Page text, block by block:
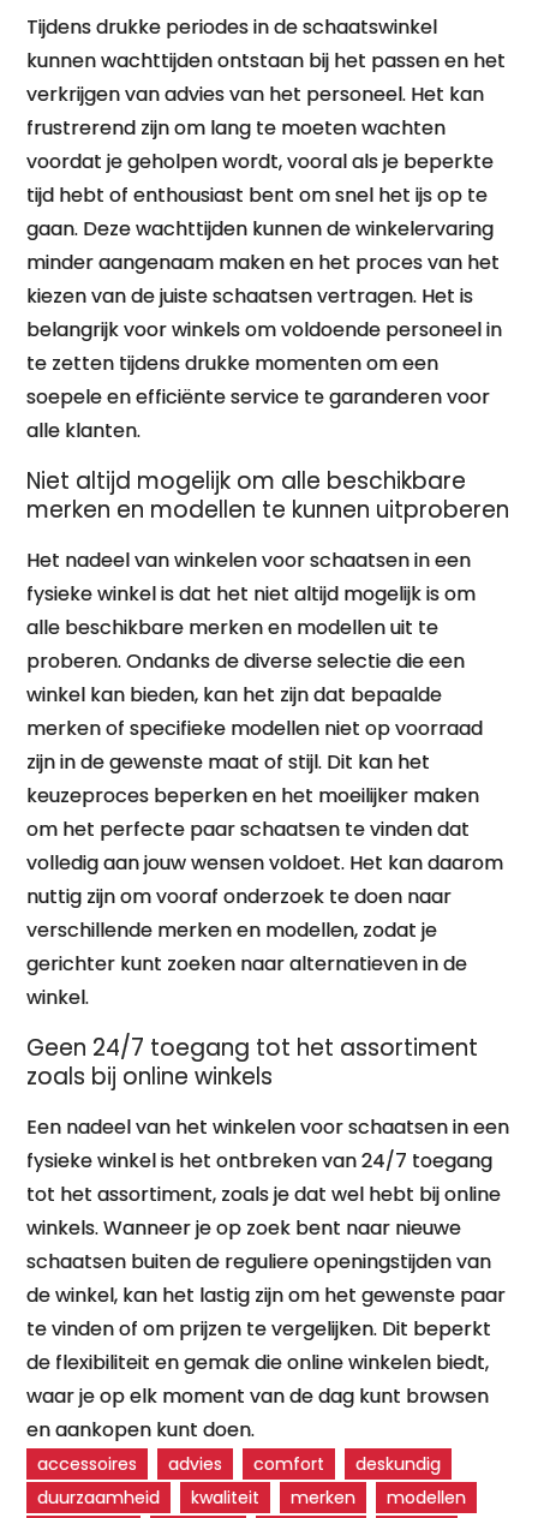
Tijdens drukke periodes in de schaatswinkel
kunnen wachttijden ontstaan bij het passen en het
verkrijgen van advies van het personeel. Het kan
frustrerend zijn om lang te moeten wachten
voordat je geholpen wordt, vooral als je beperkte
tijd hebt of enthousiast bent om snel het ijs op te
gaan. Deze wachttijden kunnen de winkelervaring
minder aangenaam maken en het proces van het
kiezen van de juiste schaatsen vertragen. Het is
belangrijk voor winkels om voldoende personeel in
te zetten tijdens drukke momenten om een
soepele en efficiënte service te garanderen voor
alle klanten.
Niet altijd mogelijk om alle beschikbare
merken en modellen te kunnen uitproberen
Het nadeel van winkelen voor schaatsen in een
fysieke winkel is dat het niet altijd mogelijk is om
alle beschikbare merken en modellen uit te
proberen. Ondanks de diverse selectie die een
winkel kan bieden, kan het zijn dat bepaalde
merken of specifieke modellen niet op voorraad
zijn in de gewenste maat of stijl. Dit kan het
keuzeproces beperken en het moeilijker maken
om het perfecte paar schaatsen te vinden dat
volledig aan jouw wensen voldoet. Het kan daarom
nuttig zijn om vooraf onderzoek te doen naar
verschillende merken en modellen, zodat je
gerichter kunt zoeken naar alternatieven in de
winkel.
Geen 24/7 toegang tot het assortiment
zoals bij online winkels
Een nadeel van het winkelen voor schaatsen in een
fysieke winkel is het ontbreken van 24/7 toegang
tot het assortiment, zoals je dat wel hebt bij online
winkels. Wanneer je op zoek bent naar nieuwe
schaatsen buiten de reguliere openingstijden van
de winkel, kan het lastig zijn om het gewenste paar
te vinden of om prijzen te vergelijken. Dit beperkt
de flexibiliteit en gemak die online winkelen biedt,
waar je op elk moment van de dag kunt browsen
en aankopen kunt doen.
accessoires advies comfort
deskundig
duurzaamheid
kwaliteit merken
modellen